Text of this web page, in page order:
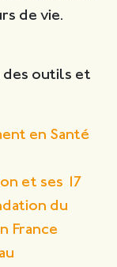
de vie.
des outils et
en Santé
et ses 17
du
France